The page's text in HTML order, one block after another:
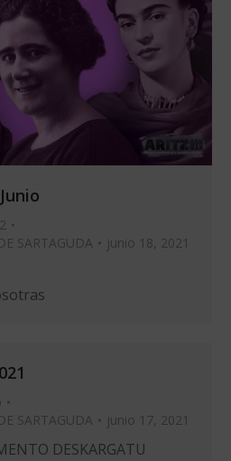
SARTAGUDA junio 18, 2021
SARTAGUDA junio 17, 2021
DESKARGATU